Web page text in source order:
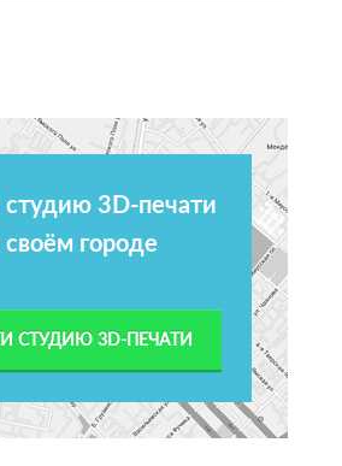
3D-печати
своём городе
СТУДИЮ 3D-ПЕЧАТИ